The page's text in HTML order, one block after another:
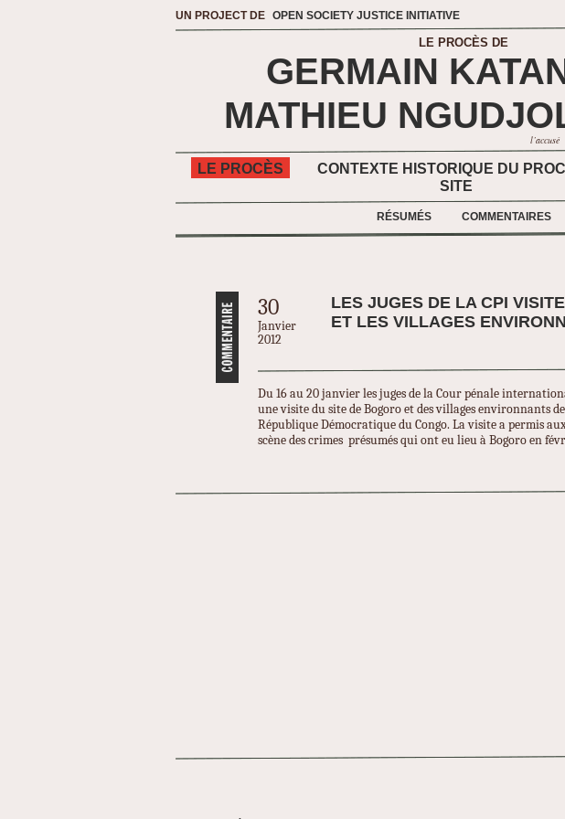
UN PROJECT DE OPEN SOCIETY JUSTICE INITIATIVE
LE PROCÈS DE
GERMAIN
MATHIEU
l’accusé
LE PROCÈS CONTEXTE HISTORIQUE DU
SITE
RÉSUMÉS COMMENTAIRES
30
Janvier
2012
LES JUGES DE LA CPI
ET LES VILLAGES
Du 16 au 20 janvier les juges de la Cour pénale
une visite du site de Bogoro et des villages environnants
République Démocratique du Congo. La visite a permis
scène des crimes présumés qui ont eu lieu à Bogoro en